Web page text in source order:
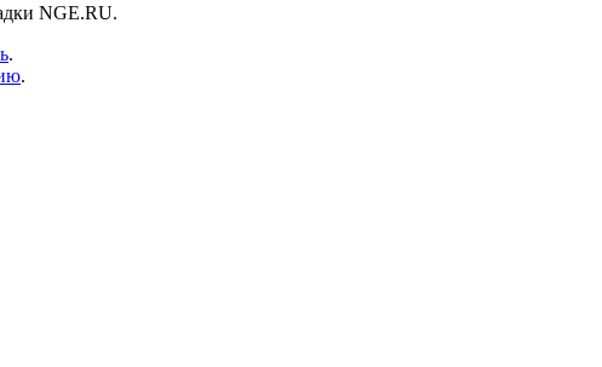
NGE.RU.
.
.